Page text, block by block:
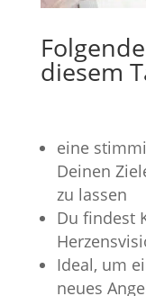
diesem
eine
Deinen
zu lassen
Du findest
Ideal, um
neues